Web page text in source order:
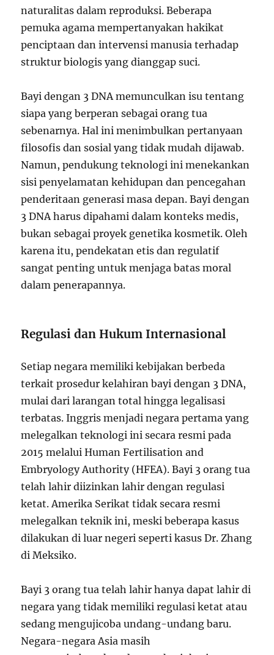
naturalitas dalam reproduksi. Beberapa
pemuka agama mempertanyakan hakikat
penciptaan dan intervensi manusia terhadap
struktur biologis yang dianggap suci.
Bayi dengan 3 DNA memunculkan isu tentang
siapa yang berperan sebagai orang tua
sebenarnya. Hal ini menimbulkan pertanyaan
filosofis dan sosial yang tidak mudah dijawab.
Namun, pendukung teknologi ini menekankan
sisi penyelamatan kehidupan dan pencegahan
penderitaan generasi masa depan. Bayi dengan
3 DNA harus dipahami dalam konteks medis,
bukan sebagai proyek genetika kosmetik. Oleh
karena itu, pendekatan etis dan regulatif
sangat penting untuk menjaga batas moral
dalam penerapannya.
Regulasi dan Hukum Internasional
Setiap negara memiliki kebijakan berbeda
terkait prosedur kelahiran bayi dengan 3 DNA,
mulai dari larangan total hingga legalisasi
terbatas. Inggris menjadi negara pertama yang
melegalkan teknologi ini secara resmi pada
2015 melalui Human Fertilisation and
Embryology Authority (HFEA). Bayi 3 orang tua
telah lahir diizinkan lahir dengan regulasi
ketat. Amerika Serikat tidak secara resmi
melegalkan teknik ini, meski beberapa kasus
dilakukan di luar negeri seperti kasus Dr. Zhang
di Meksiko.
Bayi 3 orang tua telah lahir hanya dapat lahir di
negara yang tidak memiliki regulasi ketat atau
sedang mengujicoba undang-undang baru.
Negara-negara Asia masih